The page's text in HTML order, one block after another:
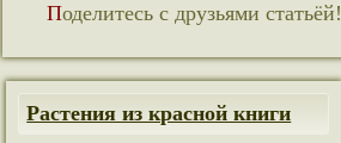
Поделитесь с друзьями статьёй!
Растения из красной книги